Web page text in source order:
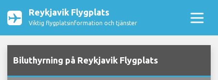
Reykjavik Flygplats
Viktig flygplatsinformation och tjänster
Biluthyrning på Reykjavik Flygplats